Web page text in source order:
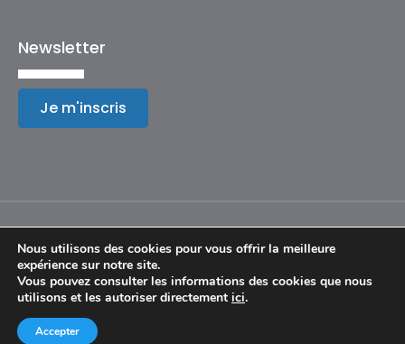
Newsletter
Je m'inscris
© Copyright 2024 – Festival International de Géographie
Mentions légales
Nous utilisons des cookies pour vous offrir la meilleure
expérience sur notre site.
Vous pouvez consulter les informations des cookies que nous
utilisons et les autoriser directement ici.
Accepter